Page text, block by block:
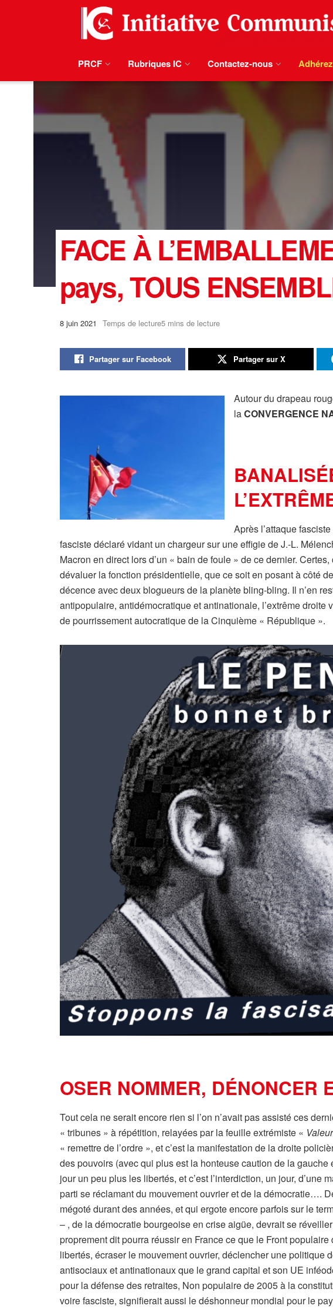
PRCF Rubriques IC Contactez-nous
FACE À
pays, TOUS
8 juin 2021 Temps de lecture5 mins de lecture
Partager sur Facebook Partager sur X
Autour du drapeau
laCONVERGENCE
Après l’attaque
fasciste déclaré vidant un chargeur sur une effigie de J.-L.
Macron en direct lors d’un « bain de foule » de ce dernier.
dévaluer la fonction présidentielle, que ce soit en posant à côté
décence avec deux blogueurs de la planète bling-bling. Il n’en
antipopulaire, antidémocratique et antinationale, l’extrême
de pourrissement autocratique de la Cinquième « République ».
OSER NOMMER, DÉNONCER
Tout cela ne serait encore rien si l’on n’avait pas assisté ces
« tribunes » à répétition, relayées par la feuille extrémiste «
« remettre de l’ordre », et c’est la manifestation de la droite
des pouvoirs (avec qui plus est la honteuse caution de la
jour un peu plus les libertés, et c’est l’interdiction, un jour,
parti se réclamant du mouvement ouvrier et de la démocratie….
mégoté durant des années, et qui ergote encore parfois sur le
– , de la démocratie bourgeoise en crise aigüe, devrait se
proprement dit pourra réussir en France ce que le Front
libertés, écraser le mouvement ouvrier, déclencher une politique
antisociaux et antinationaux que le grand capital et son UE
pour la défense des retraites, Non populaire de 2005 à la
voire fasciste, signifierait aussi le déshonneur mondial pour le